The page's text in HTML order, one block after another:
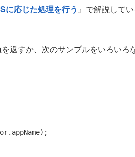
に応じた処理を行う 』で解説して
返すか、次のサンプルをいろいろ